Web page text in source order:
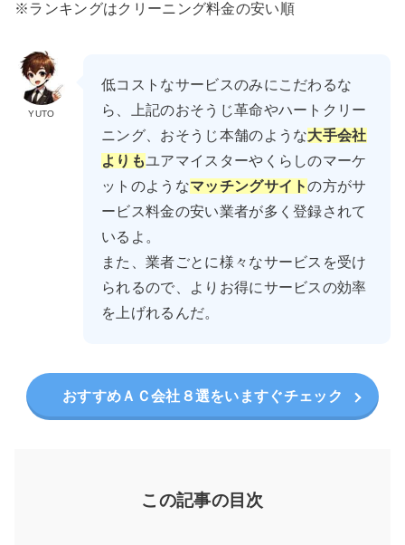
※ランキングはクリーニング料金の安い順
YUTO
低コストなサービスのみにこだわるな
ら、上記のおそうじ革命やハートクリー
ニング、おそうじ本舗のような大手会社
よりもユアマイスターやくらしのマーケ
ットのようなマッチングサイトの方がサ
ービス料金の安い業者が多く登録されて
いるよ。
また、業者ごとに様々なサービスを受け
られるので、よりお得にサービスの効率
を上げれるんだ。
おすすめＡＣ会社８選をいますぐチェック
この記事の目次